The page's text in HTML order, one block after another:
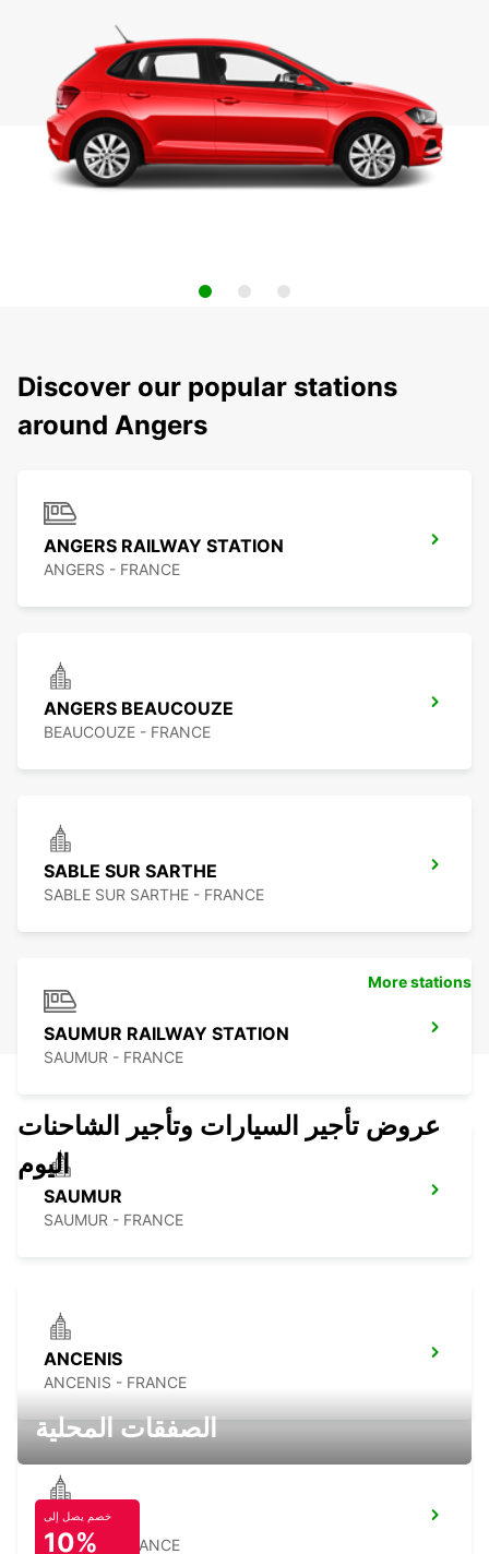
Discover our popular stations
around Angers
ANGERS RAILWAY STATION
ANGERS - FRANCE
ANGERS BEAUCOUZE
BEAUCOUZE - FRANCE
SABLE SUR SARTHE
SABLE SUR SARTHE - FRANCE
SAUMUR RAILWAY STATION
SAUMUR - FRANCE
SAUMUR
SAUMUR - FRANCE
ANCENIS
ANCENIS - FRANCE
CHOLET
CHOLET - FRANCE
More stations
عروض تأجير السيارات وتأجير الشاحنات
اليوم
الصفقات المحلية
خصم يصل إلى
10%